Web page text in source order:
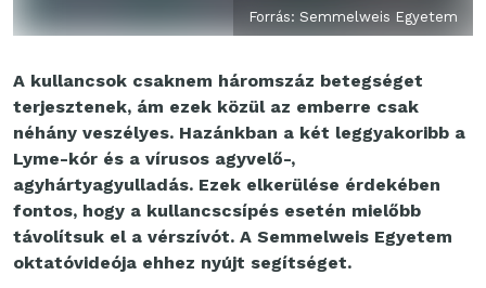
Forrás: Semmelweis Egyetem
A kullancsok csaknem háromszáz betegséget
terjesztenek, ám ezek közül az emberre csak
néhány veszélyes. Hazánkban a két leggyakoribb a
Lyme-kór és a vírusos agyvelő-,
agyhártyagyulladás. Ezek elkerülése érdekében
fontos, hogy a kullancscsípés esetén mielőbb
távolítsuk el a vérszívót. A Semmelweis Egyetem
oktatóvideója ehhez nyújt segítséget.